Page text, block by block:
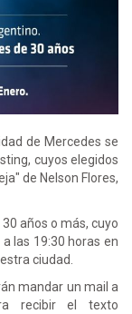
de Mercedes se
cuyos elegidos
de Nelson Flores,
años o más, cuyo
las 19:30 horas en
ciudad.
mandar un mail a
recibir el texto